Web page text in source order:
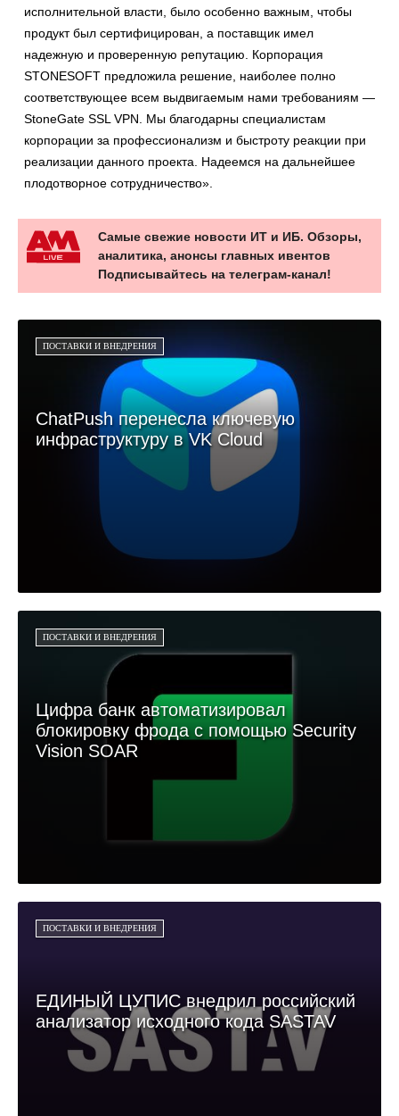
исполнительной власти, было особенно важным, чтобы
продукт был сертифицирован, а поставщик имел
надежную и проверенную репутацию. Корпорация
STONESOFT предложила решение, наиболее полно
соответствующее всем выдвигаемым нами требованиям —
StoneGate SSL VPN. Мы благодарны специалистам
корпорации за профессионализм и быстроту реакции при
реализации данного проекта. Надеемся на дальнейшее
плодотворное сотрудничество».
Самые свежие новости ИТ и ИБ. Обзоры,
аналитика, анонсы главных ивентов
Подписывайтесь на телеграм-канал!
ПОСТАВКИ И ВНЕДРЕНИЯ
ChatPush перенесла ключевую
инфраструктуру в VK Cloud
ПОСТАВКИ И ВНЕДРЕНИЯ
Цифра банк автоматизировал
блокировку фрода с помощью Security
Vision SOAR
ПОСТАВКИ И ВНЕДРЕНИЯ
ЕДИНЫЙ ЦУПИС внедрил российский
анализатор исходного кода SASTAV